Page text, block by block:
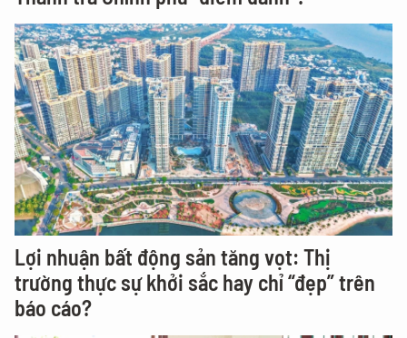
Lợi nhuận bất động sản tăng vọt: Thị
trường thực sự khởi sắc hay chỉ “đẹp” trên
báo cáo?